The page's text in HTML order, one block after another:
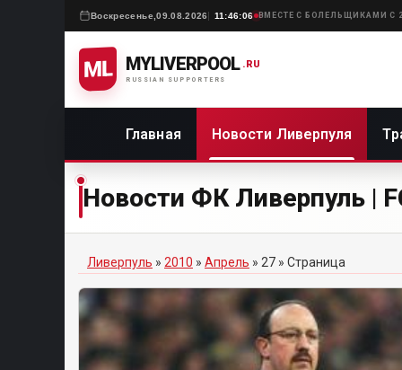
Воскресенье,09.08.2026 11:46:06 ВМЕСТЕ С БОЛЕЛЬЩИКАМИ С
ML MYLIVERPOOL
RUSSIAN SUPPORTERS
.RU
Главная Новости Ливерпуля
Новости ФК Ливерпуль |
Ливерпуль » 2010 » Апрель » 27 » Страница